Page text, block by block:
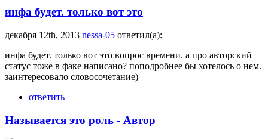
инфа будет. только вот это
декабря 12th, 2013 nessa-05 ответил(а):
инфа будет. только вот это вопрос времени. а про авторский
статус тоже в факе написано? поподробнее бы хотелось о нем.
заинтересовало словосочетание)
ответить
Называется это роль - Автор